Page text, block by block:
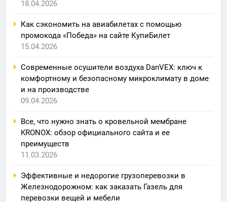
18.04.2026
Как сэкономить на авиабилетах с помощью
промокода «Победа» на сайте КупиБилет
15.04.2026
Современные осушители воздуха DanVEX: ключ к
комфортному и безопасному микроклимату в доме
и на производстве
09.04.2026
Все, что нужно знать о кровельной мембране
KRONOX: обзор официального сайта и ее
преимуществ
11.03.2026
Эффективные и недорогие грузоперевозки в
Железнодорожном: как заказать Газель для
перевозки вещей и мебели